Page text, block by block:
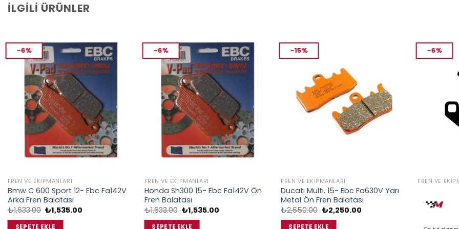
İLGILI ÜRÜNLER
-6%
FREN VE EKIPMANLARI
Bmw C 600 Sport 12- Ebc Fa142V
Arka Fren Balatası
₺1,633.00 Orijinal
fiyat:
₺1,633.00.
₺1,535.00
SEPETE EKLE
-6%
FREN VE EKIPMANLARI
Honda Sh300 15- Ebc Fa142V Ön
Fren Balatası
₺1,633.00 Orijinal
fiyat:
₺1,633.00.
₺1,535.00Şu
SEPETE EKLE
-15%
FREN VE EKIPMANLARI
Ducatı Multı. 15- Ebc Fa630V Yarı
Metal Ön Fren Balatası
₺2,650.00 Orijinal
fiyat:
₺2,650.00.
₺2,250.00Şu
SEPETE EKLE
-6%
FREN VE
1,235.00
SEPETE